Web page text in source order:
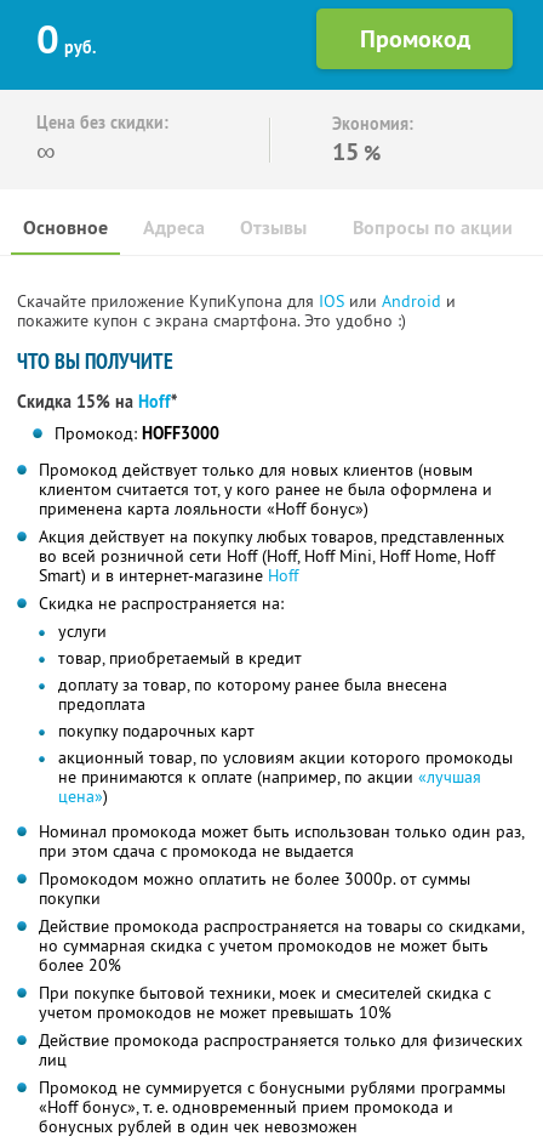
0 руб.
Цена без скидки:
∞
Экономия:
15 %
Основное Отзывы Вопросы по акции
Адреса
Скачайте приложение КупиКупона для IOS или Android и
покажите купон с экрана смартфона. Это удобно :)
ЧТО ВЫ ПОЛУЧИТЕ
Скидка 15% на Hoff*
Промокод: HOFF3000
Промокод действует только для новых клиентов (новым
клиентом считается тот, у кого ранее не была оформлена и
применена карта лояльности «Hoff бонус»)
Акция действует на покупку любых товаров, представленных
во всей розничной сети Hoff (Hoff, Hoff Mini, Hoff Home, Hoff
Smart) и в интернет-магазине Hoff
Скидка не распространяется на:
услуги
товар, приобретаемый в кредит
доплату за товар, по которому ранее была внесена
предоплата
покупку подарочных карт
акционный товар, по условиям акции которого промокоды
не принимаются к оплате (например, по акции «лучшая
цена»)
Номинал промокода может быть использован только один раз,
при этом сдача с промокода не выдается
Промокодом можно оплатить не более 3000р. от суммы
покупки
Действие промокода распространяется на товары со скидками,
но суммарная скидка с учетом промокодов не может быть
более 20%
При покупке бытовой техники, моек и смесителей скидка с
учетом промокодов не может превышать 10%
Действие промокода распространяется только для физических
лиц
Промокод не суммируется с бонусными рублями программы
«Hoff бонус», т. е. одновременный прием промокода и
бонусных рублей в один чек невозможен